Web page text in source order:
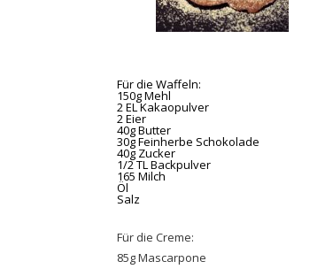
Für die Waffeln:
150g Mehl
2 EL Kakaopulver
2 Eier
40g Butter
30g Feinherbe Schokolade
40g Zucker
1/2 TL Backpulver
165 Milch
Öl
Salz
Für die Creme:
85g Mascarpone